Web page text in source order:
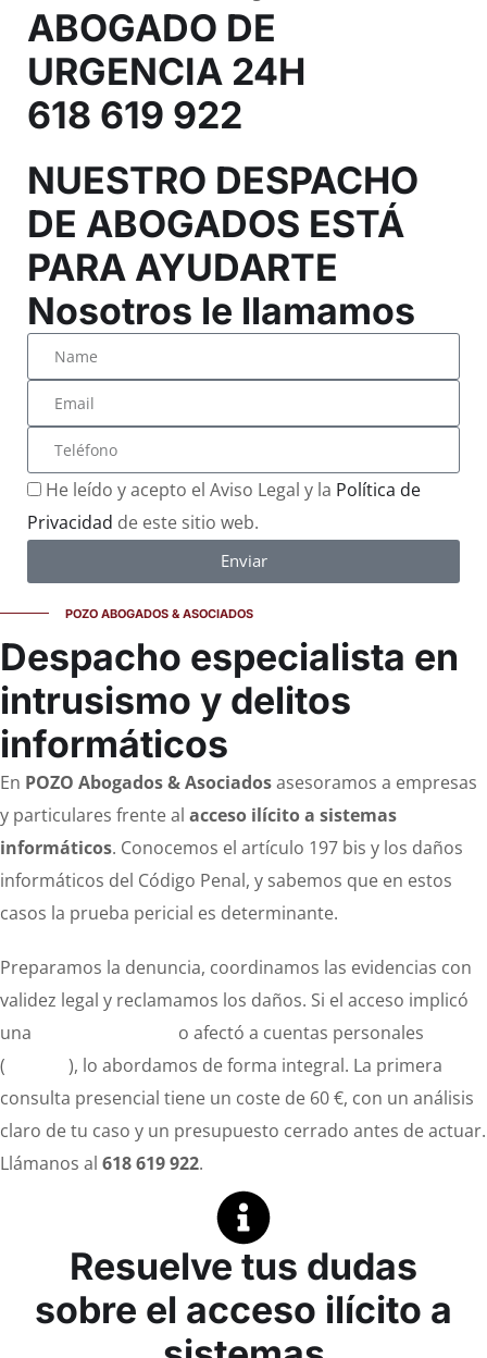
ABOGADO DE
URGENCIA 24H
618 619 922
NUESTRO DESPACHO
DE ABOGADOS ESTÁ
PARA AYUDARTE
Nosotros le llamamos
He leído y acepto el Aviso Legal y la Política de
Privacidad de este sitio web.
Enviar
POZO ABOGADOS & ASOCIADOS
Despacho especialista en
intrusismo y delitos
informáticos
En POZO Abogados & Asociadosasesoramos a empresas
y particulares frente al acceso ilícito a sistemas
informáticos. Conocemos el artículo 197 bis y los daños
informáticos del Código Penal, y sabemos que en estos
casos la prueba pericial es determinante.
Preparamos la denuncia, coordinamos las evidencias con
validez legal y reclamamos los daños. Si el acceso implicó
una
o afectó a cuentas personales
(
), lo abordamos de forma integral. La primera
consulta presencial tiene un coste de 60 €, con un análisis
claro de tu caso y un presupuesto cerrado antes de actuar.
Llámanos al 618 619 922.
Resuelve tus dudas
sobre el acceso ilícito a